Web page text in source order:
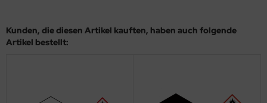
Kunden, die diesen Artikel kauften, haben auch folgende
Artikel bestellt: